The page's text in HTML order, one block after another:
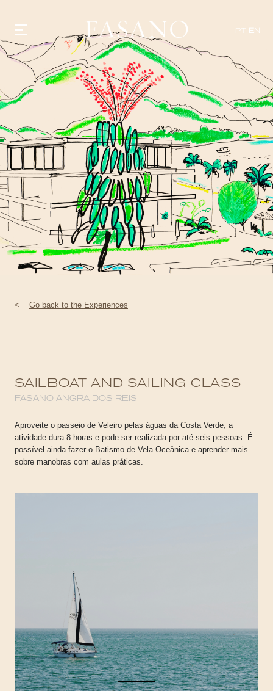
PT EN
GASTRONOMY
HOTELS
VILLAS
SHOP | SELEZIONE
VIDEOS
WHAT'S COOKING
CORRIERE
HISTORY
SUSTAINABILITY
CONTACT
< Go back to the Experiences
SAILBOAT AND SAILING CLASS
FASANO ANGRA DOS REIS
Aproveite o passeio de Veleiro pelas águas da Costa Verde, a
atividade dura 8 horas e pode ser realizada por até seis pessoas. É
possível ainda fazer o Batismo de Vela Oceânica e aprender mais
sobre manobras com aulas práticas.